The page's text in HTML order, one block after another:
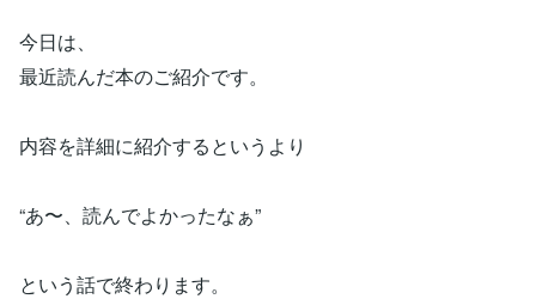
今日は、
最近読んだ本のご紹介です。
内容を詳細に紹介するというより
“あ〜、読んでよかったなぁ”
という話で終わります。